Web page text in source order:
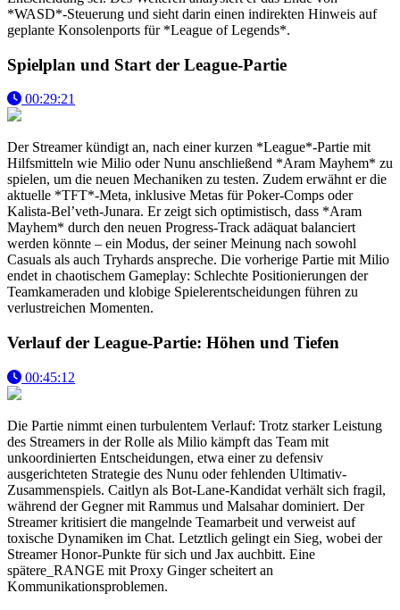
*WASD*-Steuerung und sieht darin einen indirekten Hinweis auf
geplante Konsolenports für *League of Legends*.
Spielplan und Start der League-Partie
00:29:21
Der Streamer kündigt an, nach einer kurzen *League*-Partie mit
Hilfsmitteln wie Milio oder Nunu anschließend *Aram Mayhem* zu
spielen, um die neuen Mechaniken zu testen. Zudem erwähnt er die
aktuelle *TFT*-Meta, inklusive Metas für Poker-Comps oder
Kalista-Bel’veth-Junara. Er zeigt sich optimistisch, dass *Aram
Mayhem* durch den neuen Progress-Track adäquat balanciert
werden könnte – ein Modus, der seiner Meinung nach sowohl
Casuals als auch Tryhards anspreche. Die vorherige Partie mit Milio
endet in chaotischem Gameplay: Schlechte Positionierungen der
Teamkameraden und klobige Spielerentscheidungen führen zu
verlustreichen Momenten.
Verlauf der League-Partie: Höhen und Tiefen
00:45:12
Die Partie nimmt einen turbulentem Verlauf: Trotz starker Leistung
des Streamers in der Rolle als Milio kämpft das Team mit
unkoordinierten Entscheidungen, etwa einer zu defensiv
ausgerichteten Strategie des Nunu oder fehlenden Ultimativ-
Zusammenspiels. Caitlyn als Bot-Lane-Kandidat verhält sich fragil,
während der Gegner mit Rammus und Malsahar dominiert. Der
Streamer kritisiert die mangelnde Teamarbeit und verweist auf
toxische Dynamiken im Chat. Letztlich gelingt ein Sieg, wobei der
Streamer Honor-Punkte für sich und Jax auchbitt. Eine
spätere_RANGE mit Proxy Ginger scheitert an
Kommunikationsproblemen.